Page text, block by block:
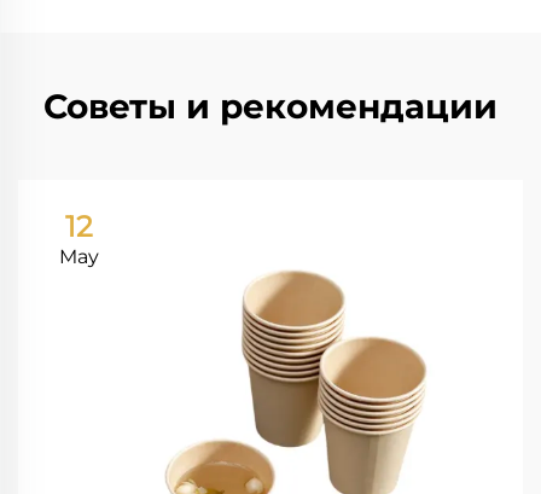
Советы и рекомендации
12
May